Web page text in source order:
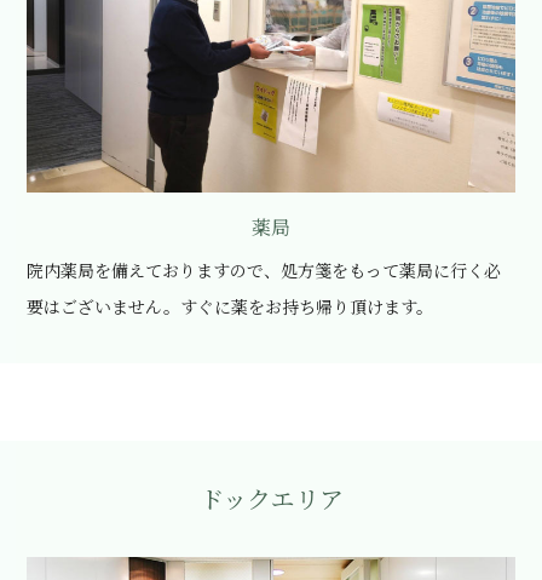
薬局
院内薬局を備えておりますので、処方箋をもって薬局に行く必
要はございません。すぐに薬をお持ち帰り頂けます。
ドックエリア